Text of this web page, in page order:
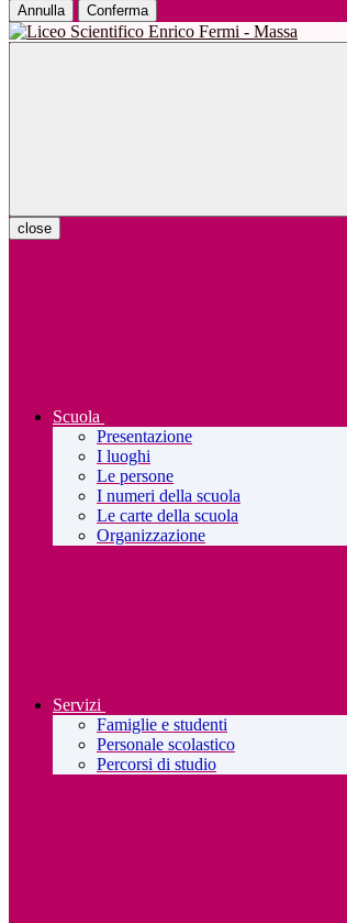
Annulla Conferma
close
Scuola
Presentazione
I luoghi
Le persone
I numeri della scuola
Le carte della scuola
Organizzazione
Servizi
Famiglie e studenti
Personale scolastico
Percorsi di studio